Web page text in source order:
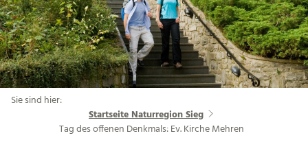
Sie sind hier:
Startseite Naturregion Sieg
Tag des offenen Denkmals: Ev. Kirche Mehren